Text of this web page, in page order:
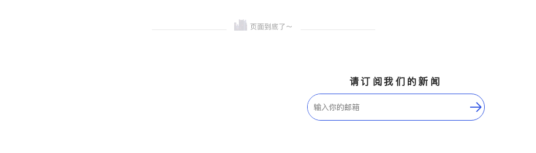
请订阅我们的新闻